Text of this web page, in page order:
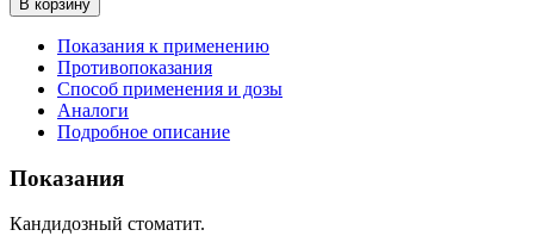
В корзину
Показания к применению
Противопоказания
Способ применения и дозы
Аналоги
Подробное описание
Показания
Кандидозный стоматит.